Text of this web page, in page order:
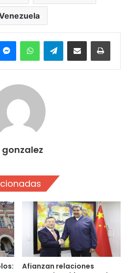
MessengerWhatsAppTelegramCompartir por correo electrónico
gonzalez
Afianzan relaciones